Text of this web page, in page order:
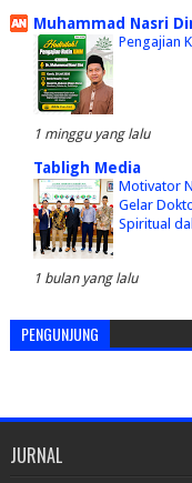
Muhammad Nasri
Pengajian
1 minggu yang lalu
Tabligh Media
Motivator
Gelar
Spiritual
1 bulan yang lalu
PENGUNJUNG
JURNAL